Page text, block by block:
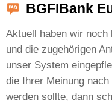
BGFIBank
Aktuell haben wir noch
und die zugehörigen
unser System
die Ihrer Meinung
werden sollte, dann